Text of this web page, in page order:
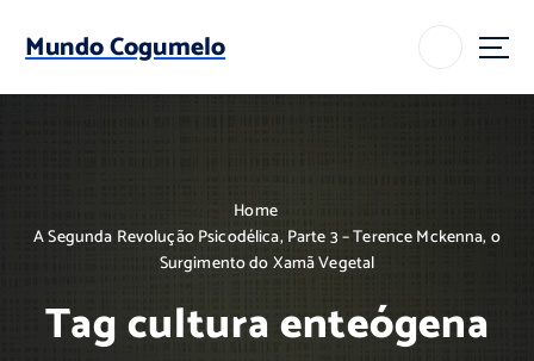
p
Mundo Cogumelo
Home
A Segunda Revolução Psicodélica, Parte 3 – Terence Mckenna, o
Surgimento do Xamã Vegetal
Tag cultura enteógena